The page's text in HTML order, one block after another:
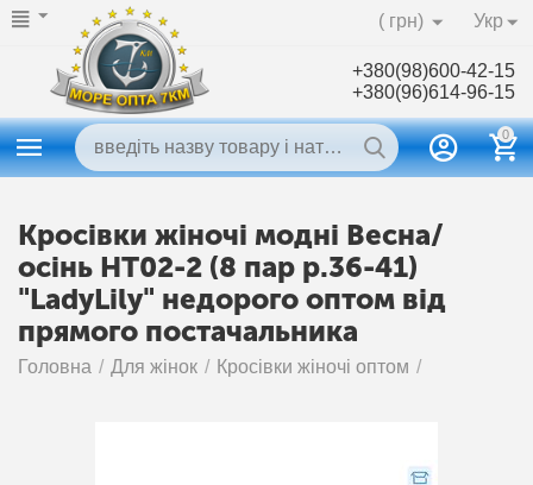
Укр
( грн)
+380(98)600-42-15
+380(96)614-96-15
0
Кросівки жіночі модні Весна/
осінь HT02-2 (8 пар р.36-41)
"LadyLily" недорого оптом від
прямого постачальника
Головна / Для жінок / Кросівки жіночі оптом /